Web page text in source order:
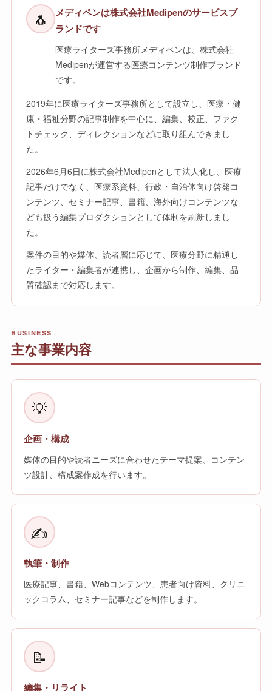
🐧
メディペンは株式会社Medipenのサービスブ
ランドです
医療ライターズ事務所メディペンは、株式会社
Medipenが運営する医療コンテンツ制作ブランド
です。
2019年に医療ライターズ事務所として設立し、医療・健
康・福祉分野の記事制作を中心に、編集、校正、ファク
トチェック、ディレクションなどに取り組んできまし
た。
2026年6月6日に株式会社Medipenとして法人化し、医療
記事だけでなく、医療系資料、行政・自治体向け啓発コ
ンテンツ、セミナー記事、書籍、海外向けコンテンツな
ども扱う編集プロダクションとして体制を刷新しまし
た。
案件の目的や媒体、読者層に応じて、医療分野に精通し
たライター・編集者が連携し、企画から制作、編集、品
質確認まで対応します。
BUSINESS
主な事業内容
💡
企画・構成
媒体の目的や読者ニーズに合わせたテーマ提案、コンテン
ツ設計、構成案作成を行います。
✍️
執筆・制作
医療記事、書籍、Webコンテンツ、患者向け資料、クリニ
ックコラム、セミナー記事などを制作します。
📝
編集・リライト